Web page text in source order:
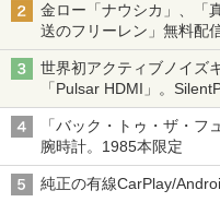
金ロー「ナウシカ」、「
送のフリーレン」無料配
世界初アクティブノイズ
「Pulsar HDMI」。
「バック・トゥ・ザ・
腕時計。1985本限定
純正の有線CarPlay/